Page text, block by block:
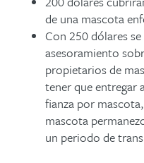
de una mascota
Con 250 dólares
asesoramiento
propietarios de
tener que entregar
fianza por
mascota
un periodo de